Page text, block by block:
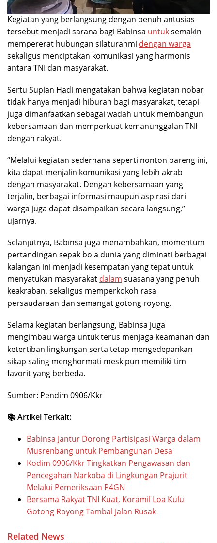
Kegiatan yang berlangsung dengan penuh antusias
tersebut menjadi sarana bagi Babinsa untuksemakin
mempererat hubungan silaturahmi dengan warga
sekaligus menciptakan komunikasi yang harmonis
antara TNI dan masyarakat.
Sertu Supian Hadi mengatakan bahwa kegiatan nobar
tidak hanya menjadi hiburan bagi masyarakat, tetapi
juga dimanfaatkan sebagai wadah untuk membangun
kebersamaan dan memperkuat kemanunggalan TNI
dengan rakyat.
“Melalui kegiatan sederhana seperti nonton bareng ini,
kita dapat menjalin komunikasi yang lebih akrab
dengan masyarakat. Dengan kebersamaan yang
terjalin, berbagai informasi maupun aspirasi dari
warga juga dapat disampaikan secara langsung,”
ujarnya.
Selanjutnya, Babinsa juga menambahkan, momentum
pertandingan sepak bola dunia yang diminati berbagai
kalangan ini menjadi kesempatan yang tepat untuk
menyatukan masyarakat dalam suasana yang penuh
keakraban, sekaligus memperkokoh rasa
persaudaraan dan semangat gotong royong.
Selama kegiatan berlangsung, Babinsa juga
mengimbau warga untuk terus menjaga keamanan dan
ketertiban lingkungan serta tetap mengedepankan
sikap saling menghormati meskipun memiliki tim
favorit yang berbeda.
Sumber: Pendim 0906/Kkr
📚 Artikel Terkait:
Babinsa Jantur Dorong Partisipasi Warga dalam
Musrenbang untuk Pembangunan Desa
Kodim 0906/Kkr Tingkatkan Pengawasan dan
Pencegahan Narkoba di Lingkungan Prajurit
Melalui Pemeriksaan P4GN
Bersama Rakyat TNI Kuat, Koramil Loa Kulu
Gotong Royong Tambal Jalan Rusak
Related News